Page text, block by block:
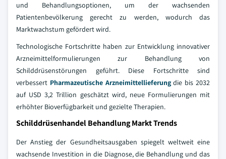
und Behandlungsoptionen, um der wachsenden
Patientenbevölkerung gerecht zu werden, wodurch das
Marktwachstum gefördert wird.
Technologische Fortschritte haben zur Entwicklung innovativer
Arzneimittelformulierungen zur Behandlung von
Schilddrüsenstörungen geführt. Diese Fortschritte sind
verbessert Pharmazeutische Arzneimittellieferungdie bis 2032
auf USD 3,2 Trillion geschätzt wird, neue Formulierungen mit
erhöhter Bioverfügbarkeit und gezielte Therapien.
Schilddrüsenhandel Behandlung Markt Trends
Der Anstieg der Gesundheitsausgaben spiegelt weltweit eine
wachsende Investition in die Diagnose, die Behandlung und das